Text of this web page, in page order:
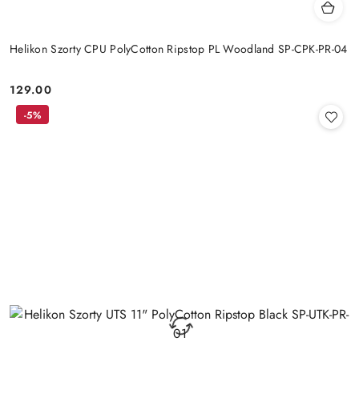
Helikon Szorty CPU PolyCotton Ripstop PL Woodland SP-CPK-PR-04
Cena:
129.00
-5%